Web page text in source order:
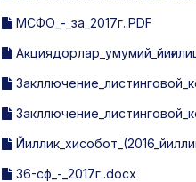
МСФО_-_за_2017г..PDF
36-сф_-_2017г..docx